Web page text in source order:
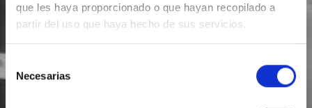
que les haya proporcionado o que hayan recopilado a
partir del uso que haya hecho de sus servicios.
de Necesarias